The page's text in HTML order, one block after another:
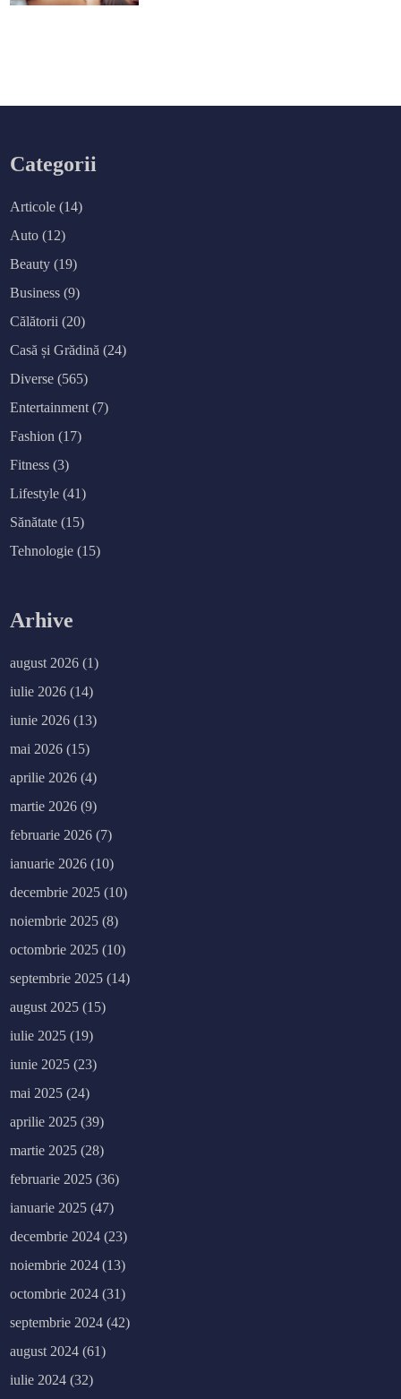
Categorii
Articole (14)
Auto (12)
Beauty (19)
Business (9)
Călătorii (20)
Casă și Grădină (24)
Diverse (565)
Entertainment (7)
Fashion (17)
Fitness (3)
Lifestyle (41)
Sănătate (15)
Tehnologie (15)
Arhive
august 2026 (1)
iulie 2026 (14)
iunie 2026 (13)
mai 2026 (15)
aprilie 2026 (4)
martie 2026 (9)
februarie 2026 (7)
ianuarie 2026 (10)
decembrie 2025 (10)
noiembrie 2025 (8)
octombrie 2025 (10)
septembrie 2025 (14)
august 2025 (15)
iulie 2025 (19)
iunie 2025 (23)
mai 2025 (24)
aprilie 2025 (39)
martie 2025 (28)
februarie 2025 (36)
ianuarie 2025 (47)
decembrie 2024 (23)
noiembrie 2024 (13)
octombrie 2024 (31)
septembrie 2024 (42)
august 2024 (61)
iulie 2024 (32)